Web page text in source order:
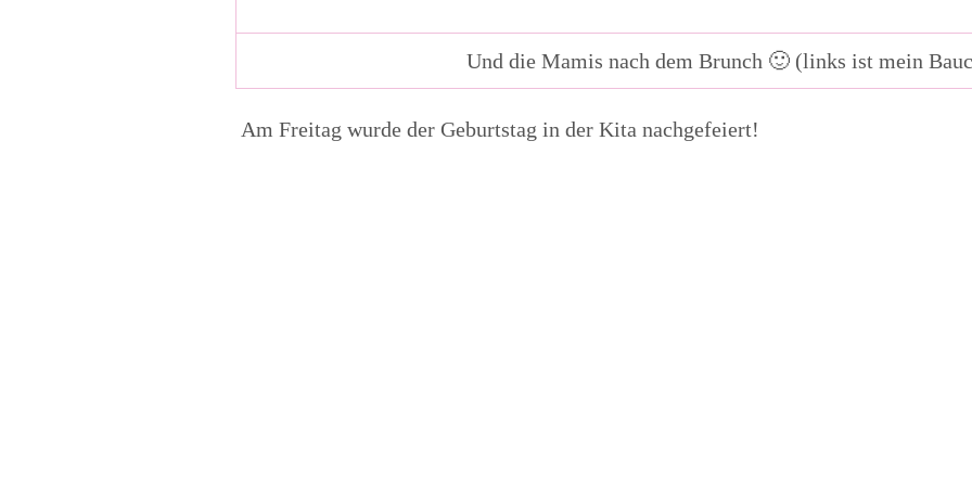
Und die Mamis nach dem Brunch 🙂 (links ist mein
Am Freitag wurde der Geburtstag in der Kita nachgefeiert!